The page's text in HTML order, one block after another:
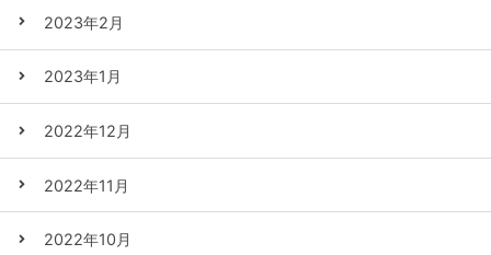
2023年2月
2023年1月
2022年12月
2022年11月
2022年10月